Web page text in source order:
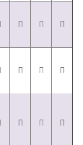
П П П
П П П
П П П